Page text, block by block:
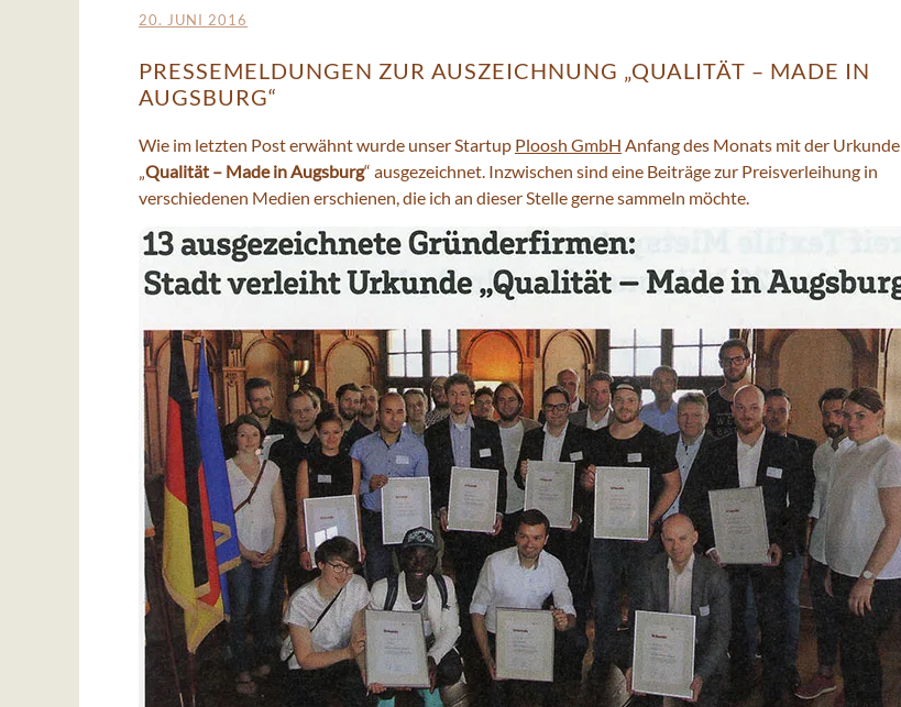
20. JUNI 2016
PRESSEMELDUNGEN ZUR AUSZEICHNUNG „QUALITÄT – MADE IN
AUGSBURG“
Wie im letzten Post erwähnt wurde unser Startup Ploosh GmbH Anfang des Monats mit der Urkunde
„Qualität – Made in Augsburg“ ausgezeichnet. Inzwischen sind eine Beiträge zur Preisverleihung in
verschiedenen Medien erschienen, die ich an dieser Stelle gerne sammeln möchte.